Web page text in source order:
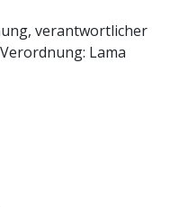
verantwortlicher
Lama